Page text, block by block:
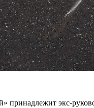
принадлежит экс-